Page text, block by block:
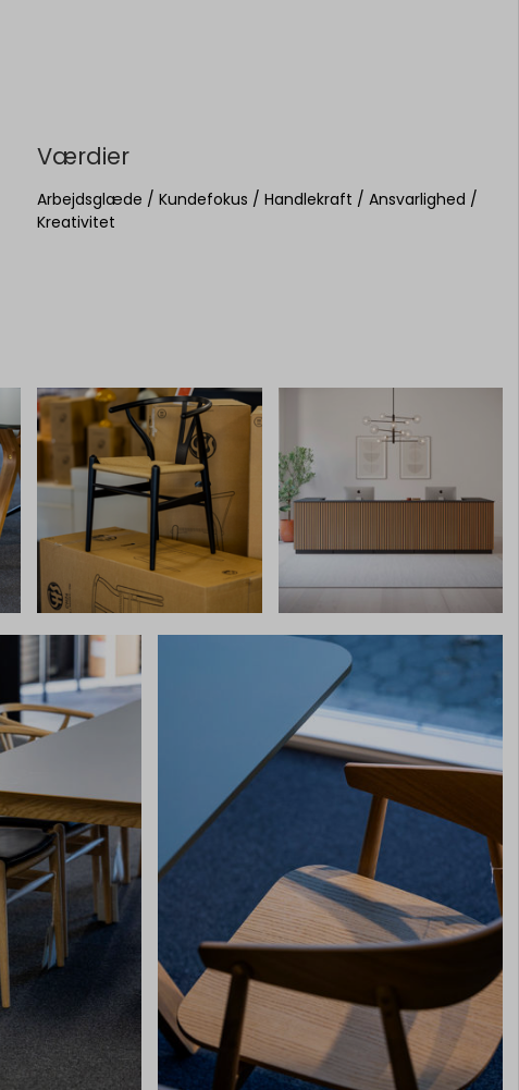
Værdier
Arbejdsglæde / Kundefokus / Handlekraft / Ansvarlighed /
Kreativitet